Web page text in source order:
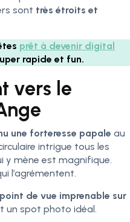
sont très étroits et
prêt à devenir digital
rapide et fun.
vers le
une forteresse papale au
intrigue tous les
y mène est magnifique.
l’agrémentent.
point de vue imprenable sur
un spot photo idéal.